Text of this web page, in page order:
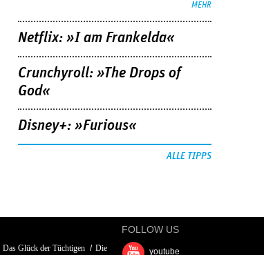
MEHR
Netflix: »I am Frankelda«
Crunchyroll: »The Drops of
God«
Disney+: »Furious«
ALLE TIPPS
Das Glück der Tüchtigen Die
FOLLOW US
youtube